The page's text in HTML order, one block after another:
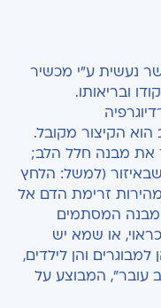
נעשית ע"י מכשיר
ובריאותו.
את מבנה חלל הלב;
(למשל: הלחץ
זרימת הדם אל
מבנה המסתמים
או שמא יש
והן לילדים,
עובר", המבוצע על